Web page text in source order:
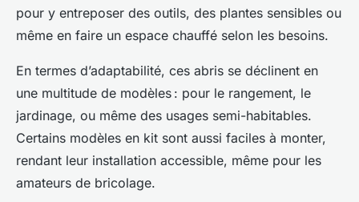
pour y entreposer des outils, des plantes sensibles ou
même en faire un espace chauffé selon les besoins.
En termes d’adaptabilité, ces abris se déclinent en
une multitude de modèles : pour le rangement, le
jardinage, ou même des usages semi-habitables.
Certains modèles en kit sont aussi faciles à monter,
rendant leur installation accessible, même pour les
amateurs de bricolage.